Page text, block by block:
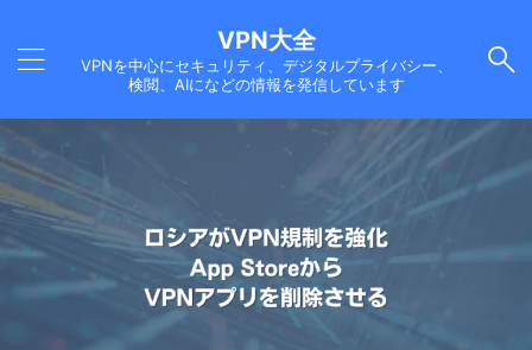
VPN大全
VPNを中心にセキュリティ、デジタルプライバシー、
検閲、AIになどの情報を発信しています